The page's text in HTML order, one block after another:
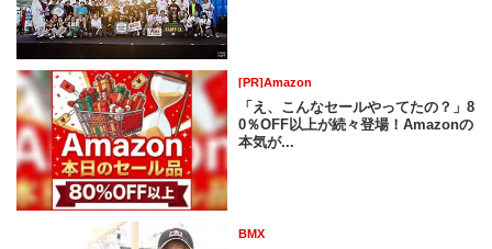
[PR]Amazon
「え、こんなセールやってたの？」8
0％OFF以上が続々登場！Amazonの
本気が...
BMX